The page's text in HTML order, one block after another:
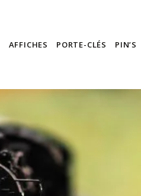
AFFICHES PORTE-CLÉS PIN’S